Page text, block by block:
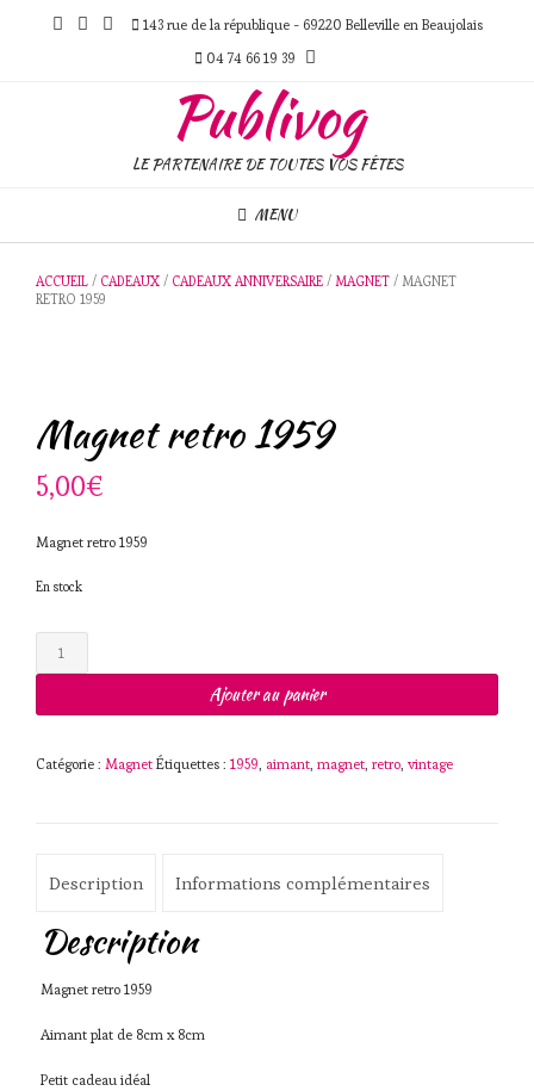
143 rue de la république - 69220 Belleville en Beaujolais
04 74 66 19 39
Publivog
LE PARTENAIRE DE TOUTES VOS FÊTES
MENU
ACCUEIL / CADEAUX / CADEAUX ANNIVERSAIRE / MAGNET / MAGNET
RETRO 1959
Magnet retro 1959
5,00€
Magnet retro 1959
En stock
Ajouter au panier
Catégorie : Magnet Étiquettes : 1959, aimant, magnet, retro, vintage
Description Informations complémentaires
Description
Magnet retro 1959
Aimant plat de 8cm x 8cm
Petit cadeau idéal